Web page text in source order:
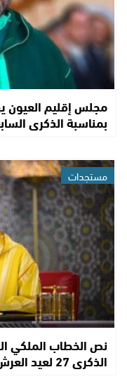
مجلس إقليم العيون
بمناسبة الذكرى
مستجدات
نص الخطاب الملكي
الذكرى 27 لعيد العرش المجيد